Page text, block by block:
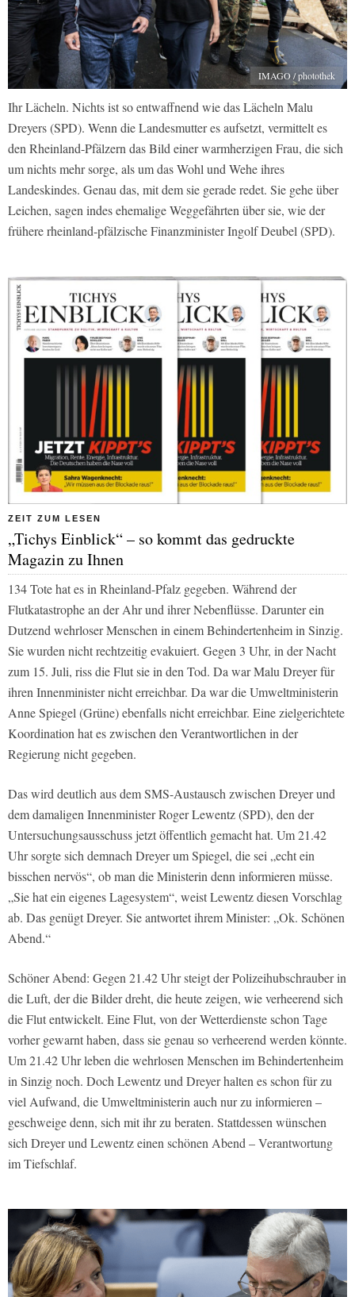
IMAGO / photothek
Ihr Lächeln. Nichts ist so entwaffnend wie das Lächeln Malu
Dreyers (SPD). Wenn die Landesmutter es aufsetzt, vermittelt es
den Rheinland-Pfälzern das Bild einer warmherzigen Frau, die sich
um nichts mehr sorge, als um das Wohl und Wehe ihres
Landeskindes. Genau das, mit dem sie gerade redet. Sie gehe über
Leichen, sagen indes ehemalige Weggefährten über sie, wie der
frühere rheinland-pfälzische Finanzminister Ingolf Deubel (SPD).
ZEIT ZUM LESEN
„Tichys Einblick“ – so kommt das gedruckte
Magazin zu Ihnen
134 Tote hat es in Rheinland-Pfalz gegeben. Während der
Flutkatastrophe an der Ahr und ihrer Nebenflüsse. Darunter ein
Dutzend wehrloser Menschen in einem Behindertenheim in Sinzig.
Sie wurden nicht rechtzeitig evakuiert. Gegen 3 Uhr, in der Nacht
zum 15. Juli, riss die Flut sie in den Tod. Da war Malu Dreyer für
ihren Innenminister nicht erreichbar. Da war die Umweltministerin
Anne Spiegel (Grüne) ebenfalls nicht erreichbar. Eine zielgerichtete
Koordination hat es zwischen den Verantwortlichen in der
Regierung nicht gegeben.
Das wird deutlich aus dem SMS-Austausch zwischen Dreyer und
dem damaligen Innenminister Roger Lewentz (SPD), den der
Untersuchungsausschuss jetzt öffentlich gemacht hat. Um 21.42
Uhr sorgte sich demnach Dreyer um Spiegel, die sei „echt ein
bisschen nervös“, ob man die Ministerin denn informieren müsse.
„Sie hat ein eigenes Lagesystem“, weist Lewentz diesen Vorschlag
ab. Das genügt Dreyer. Sie antwortet ihrem Minister: „Ok. Schönen
Abend.“
Schöner Abend: Gegen 21.42 Uhr steigt der Polizeihubschrauber in
die Luft, der die Bilder dreht, die heute zeigen, wie verheerend sich
die Flut entwickelt. Eine Flut, von der Wetterdienste schon Tage
vorher gewarnt haben, dass sie genau so verheerend werden könnte.
Um 21.42 Uhr leben die wehrlosen Menschen im Behindertenheim
in Sinzig noch. Doch Lewentz und Dreyer halten es schon für zu
viel Aufwand, die Umweltministerin auch nur zu informieren –
geschweige denn, sich mit ihr zu beraten. Stattdessen wünschen
sich Dreyer und Lewentz einen schönen Abend – Verantwortung
im Tiefschlaf.